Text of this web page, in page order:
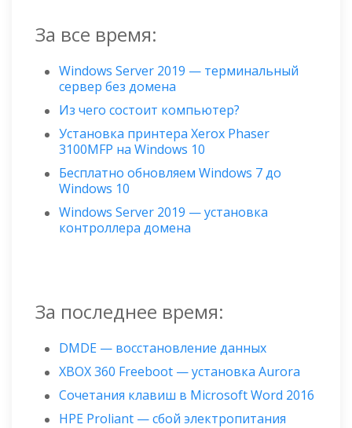
За все время:
Windows Server 2019 — терминальный
сервер без домена
Из чего состоит компьютер?
Установка принтера Xerox Phaser
3100MFP на Windows 10
Бесплатно обновляем Windows 7 до
Windows 10
Windows Server 2019 — установка
контроллера домена
За последнее время:
DMDE — восстановление данных
XBOX 360 Freeboot — установка Aurora
Сочетания клавиш в Microsoft Word 2016
HPE Proliant — сбой электропитания